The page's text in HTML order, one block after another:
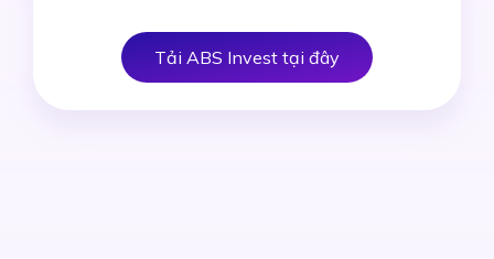
Tải ABS Invest tại đây